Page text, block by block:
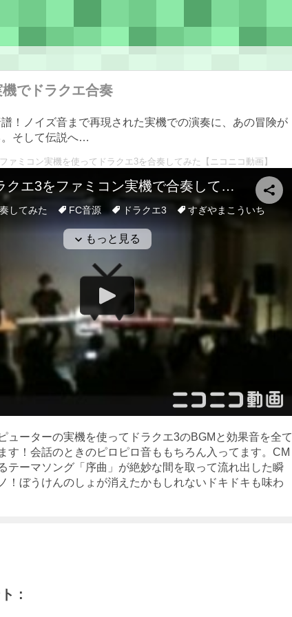
でドラクエ合奏
譜！ノイズ音まで再現された実機での演奏に、あの冒険が
。そして伝説へ…
ァミコン実機を使ってドラクエ3を合奏してみた 【ニコニコ動画】
ューターの実機を使ってドラクエ3のBGMと効果音を全て
す！会話のときのピロピロ音ももちろん入ってます。CM
テーマソング「序曲」が絶妙な間を取って流れ出した瞬
！ぼうけんのしょが消えたかもしれないドキドキも味わ
: